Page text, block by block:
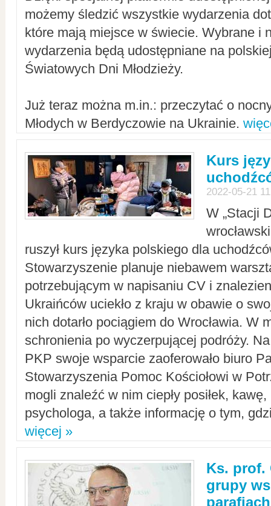
możemy śledzić wszystkie wydarzenia
które mają miejsce w świecie. Wybrane i
wydarzenia będą udostępniane na
Światowych Dni Młodzieży.
Już teraz można m.in.: przeczytać o
Młodych w Berdyczowie na Ukrainie.
Kurs
2022-05-21
W „Stacji
ruszył kurs języka polskiego dla
Stowarzyszenie planuje niebawem
potrzebującym w napisaniu CV i
Ukraińców uciekło z kraju w obawie o
nich dotarło pociągiem do Wrocławia. W
schronienia po wyczerpującej podróży.
PKP swoje wsparcie zaoferowało biuro
Stowarzyszenia Pomoc Kościołowi w
mogli znaleźć w nim ciepły posiłek,
psychologa, a także informację o tym,
więcej »
Ks. prof.
grupy
parafiach